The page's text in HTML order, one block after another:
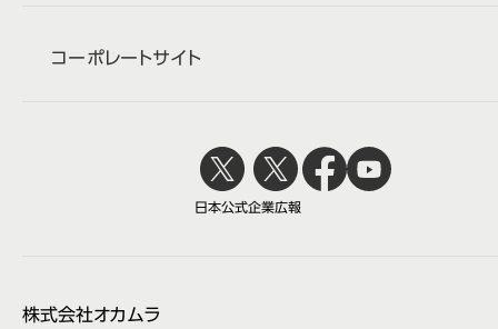
コーポレートサイト
株式会社オカムラ
日本公式企業広報